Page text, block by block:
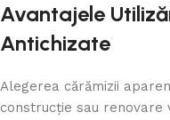
Avantajele
Antichizate
Alegerea cărămizii
construcție sau renovare